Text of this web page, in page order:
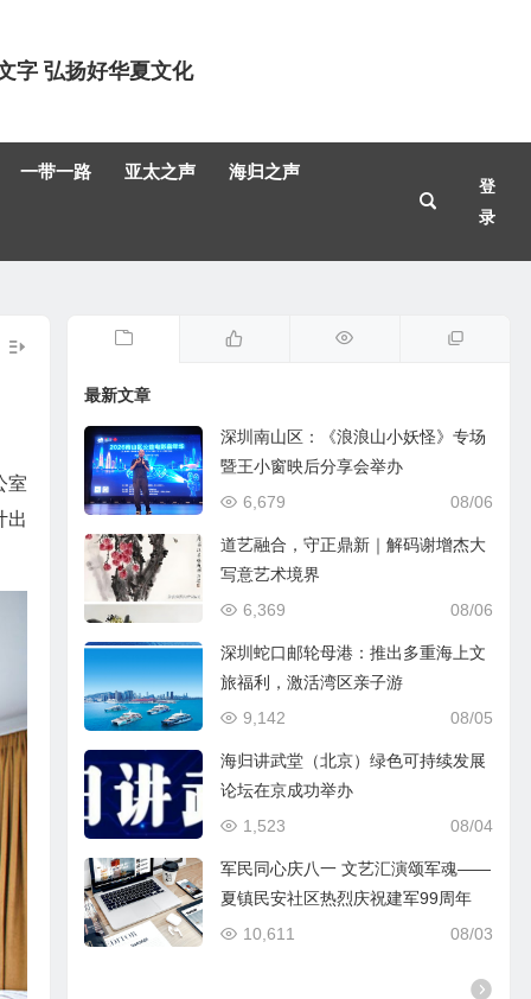
字 弘扬好华夏文化
一带一路 亚太之声 海归之声
登
录
室
出
最新文章
深圳南山区：《浪浪山小妖怪》专场
暨王小窗映后分享会举办
08/06
6,679
道艺融合，守正鼎新｜解码谢增杰大
写意艺术境界
08/06
6,369
深圳蛇口邮轮母港：推出多重海上文
旅福利，激活湾区亲子游
08/05
9,142
海归讲武堂（北京）绿色可持续发展
论坛在京成功举办
08/04
1,523
军民同心庆八一 文艺汇演颂军魂——
夏镇民安社区热烈庆祝建军99周年
08/03
10,611